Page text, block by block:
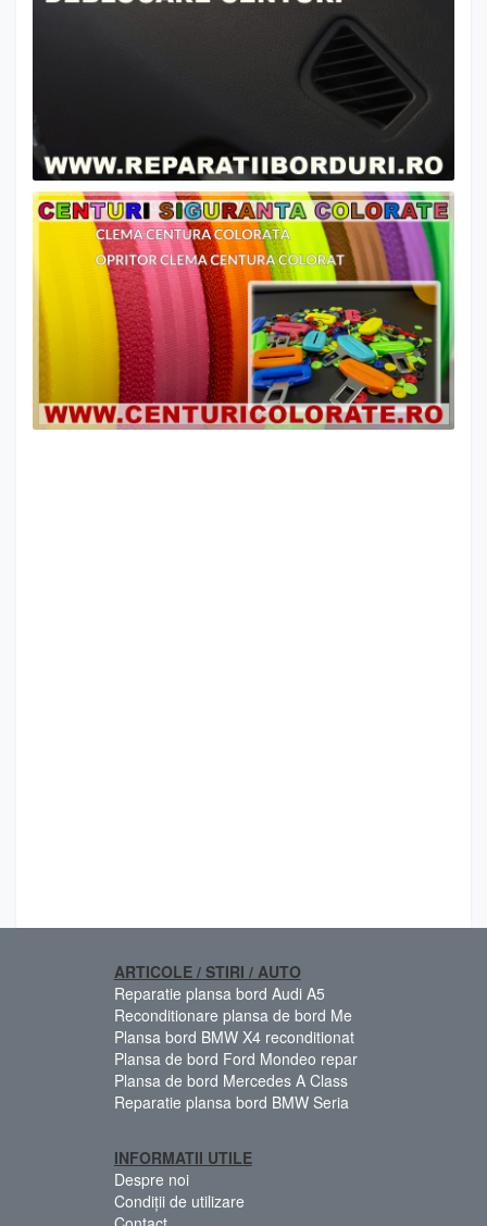
ARTICOLE / STIRI / AUTO
Reparatie plansa bord Audi A5
Reconditionare plansa de bord Me
Plansa bord BMW X4 reconditionat
Plansa de bord Ford Mondeo repar
Plansa de bord Mercedes A Class
Reparatie plansa bord BMW Seria
INFORMATII UTILE
Despre noi
Condiții de utilizare